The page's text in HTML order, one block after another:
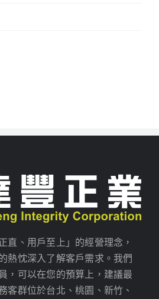
直、用戶至上」的經營理念，
熱忱深入了解客戶需求。我們
，可以在您的預算上，建議最
客群位於台北、桃園、新竹、